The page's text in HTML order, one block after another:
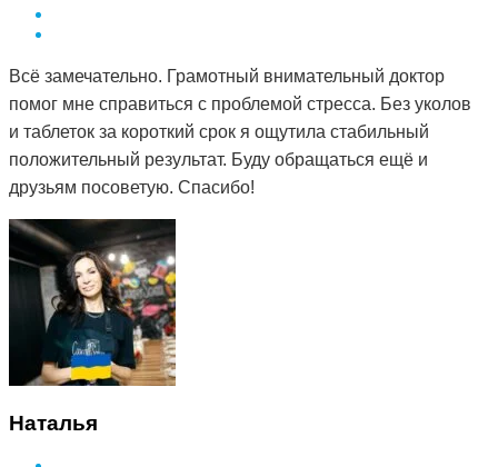
Всё замечательно. Грамотный внимательный доктор
помог мне справиться с проблемой стресса. Без уколов
и таблеток за короткий срок я ощутила стабильный
положительный результат. Буду обращаться ещё и
друзьям посоветую. Спасибо!
Наталья